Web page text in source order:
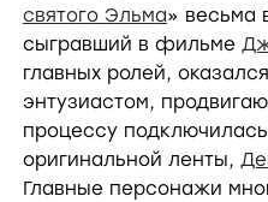
святого Эльма» весьма
сыгравший в фильме
главных ролей,
энтузиастом,
процессу
оригинальной ленты,
Главные персонажи